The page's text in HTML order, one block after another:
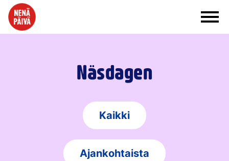
Siirry sisältöön
Näsdagen
Kaikki
Ajankohtaista